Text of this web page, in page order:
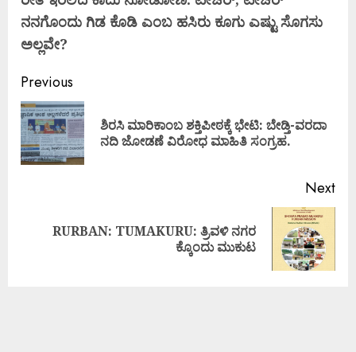
ನನಗೊಂದು ಗಿಡ ಕೊಡಿ ಎಂಬ ಹಸಿರು ಕೂಗು ಎಷ್ಟು ಸೊಗಸು
ಅಲ್ಲವೇ?
Previous
ಶಿರಸಿ ಮಾರಿಕಾಂಬ ಶಕ್ತಿಪೀಠಕ್ಕೆ ಭೇಟಿ: ಬೇಡ್ತಿ-ವರದಾ
ನದಿ ಜೋಡಣೆ ವಿರೋಧ ಮಾಹಿತಿ ಸಂಗ್ರಹ.
Next
RURBAN: TUMAKURU: ತ್ರಿವಳಿ ನಗರ
ಕ್ಕೊಂದು ಮುಕುಟ